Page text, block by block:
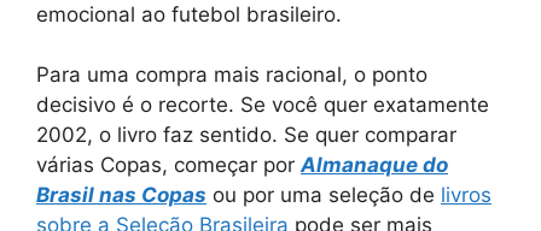
emocional ao futebol brasileiro.
Para uma compra mais racional, o ponto
decisivo é o recorte. Se você quer exatamente
2002, o livro faz sentido. Se quer comparar
várias Copas, começar porAlmanaque do
Brasil nas Copas ou por uma seleção de livros
sobre a Seleção Brasileira pode ser mais